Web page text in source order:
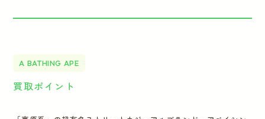
A BATHING APE
買取ポイント